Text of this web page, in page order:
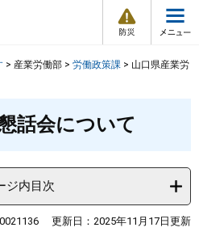
情
報
メ
ュ
サイトマップで探す
> 産業労働部 > 労働政策課 > 山口県産業労
話会について
ジ内目次
更新日：2025年11月17日更新